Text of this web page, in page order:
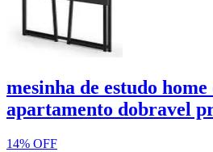
mesinha de estudo
apartamento dobravel
14% OFF